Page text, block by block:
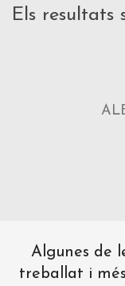
Els resultats
Algunes de
treballat i